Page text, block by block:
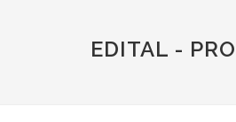
EDITAL -